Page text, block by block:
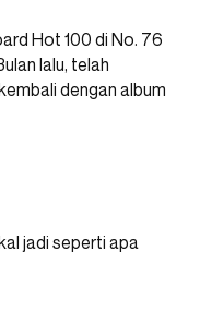
Hot 100 di No. 76
lalu, telah
dengan album
jadi seperti apa